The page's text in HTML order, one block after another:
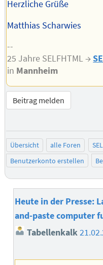
Herzliche Grüße
Matthias Scharwies
--
25 Jahre SELFHTML →
in Mannheim
Beitrag melden
Übersicht alle Foren
Benutzerkonto erstellen
Heute in der Presse:
and-paste computer
Tabellenkalk